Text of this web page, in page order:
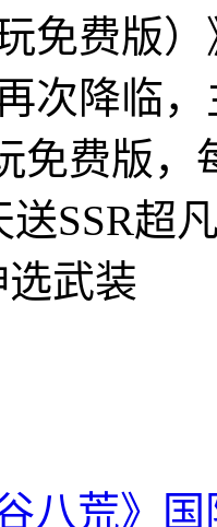
免费版
次降临
免费版，
SSR超
武装
八荒》国